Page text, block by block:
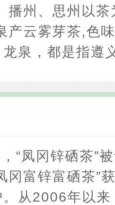
播州、思州以茶
产云雾芽茶,色
泉，都是指遵
“凤冈锌硒茶”
冈富锌富硒茶”
从2006年以来